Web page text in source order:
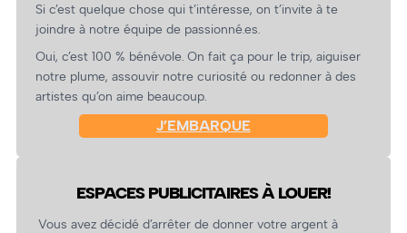
Si c’est quelque chose qui t’intéresse, on t’invite à te
joindre à notre équipe de passionné.es.
Oui, c’est 100 % bénévole. On fait ça pour le trip, aiguiser
notre plume, assouvir notre curiosité ou redonner à des
artistes qu’on aime beaucoup.
J’EMBARQUE
ESPACES PUBLICITAIRES À LOUER!
Vous avez décidé d’arrêter de donner votre argent à